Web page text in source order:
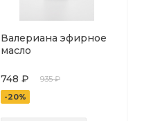
Валериана эфирное
масло
748 ₽
935 ₽
-20%